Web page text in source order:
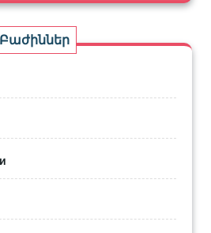
Բաժիններ